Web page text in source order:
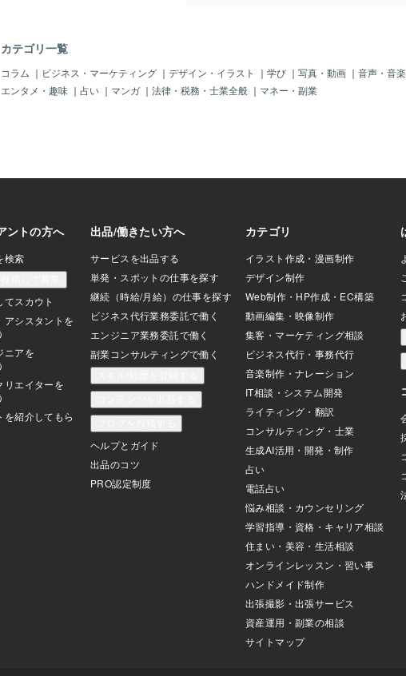
す。❤️ここでちょっと🍫おすすめチョコ
方をびっくりさせて笑わせようterry's cho
colate orange （テリーズ チョコレー
レートを上からテーブルへぽん❣️と落
チョコレートです❣️お子様
ま」 BY MISIA「アイノカタチ」 BY MISI
A「忘れない日々」 BY MISIA「つつみ込
カテゴリ一覧
コラム ｜ ビジネス・マーケティング ｜ デザイン・イラスト ｜ 学び ｜ 写真・動画 ｜ 音声・音楽
エンタメ・趣味 ｜ 占い ｜ マンガ ｜ 法律・税務・士業全般 ｜ マネー・副業